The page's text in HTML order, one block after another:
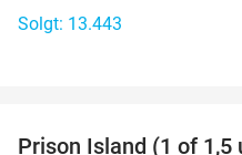
Solgt: 13.443
Prison Island (1 of